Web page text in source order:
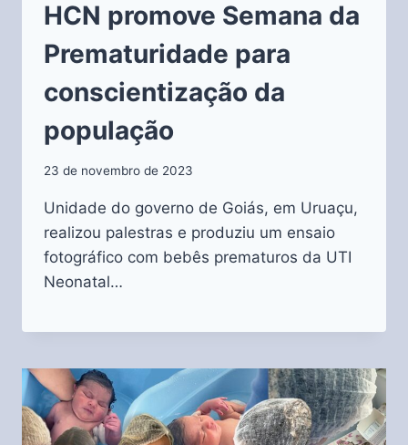
HCN promove Semana da
Prematuridade para
conscientização da
população
23 de novembro de 2023
Unidade do governo de Goiás, em Uruaçu,
realizou palestras e produziu um ensaio
fotográfico com bebês prematuros da UTI
Neonatal…